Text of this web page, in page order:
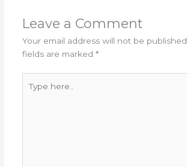
Leave a Comment
Your email address will not be published.
fields are marked *
here..